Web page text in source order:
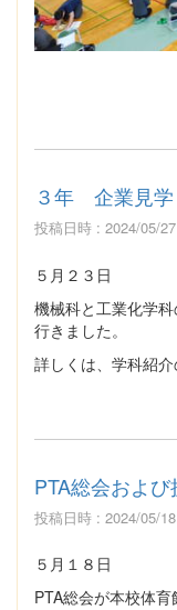
３年 企業見学
投稿日時 : 2024/05/27
５月２３日
機械科と工業化学
行きました。
詳しくは、学科紹介
PTA総会およ
投稿日時 : 2024/05/18
５月１８日
PTA総会が本校体育